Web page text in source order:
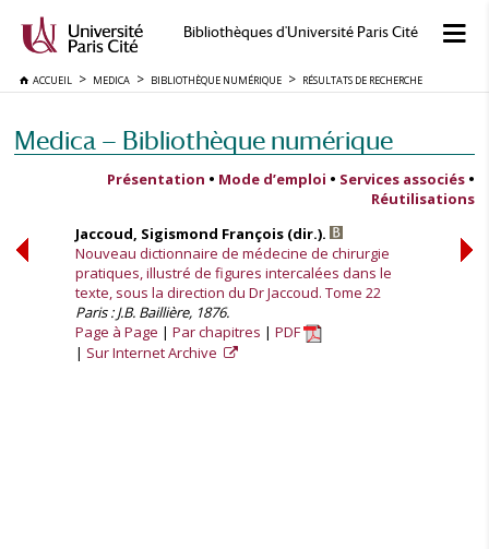
Bibliothèques d'Université Paris Cité
ACCUEIL MEDICA BIBLIOTHÈQUE NUMÉRIQUE RÉSULTATS DE RECHERCHE
Medica — Bibliothèque numérique
Présentation • Mode d’emploi • Services associés •
Réutilisations
Jaccoud, Sigismond François (dir.).
Nouveau dictionnaire de médecine de chirurgie
pratiques, illustré de figures intercalées dans le
texte, sous la direction du Dr Jaccoud. Tome 22
Paris : J.B. Baillière, 1876.
Page à Page
Par chapitres
PDF
Sur Internet Archive